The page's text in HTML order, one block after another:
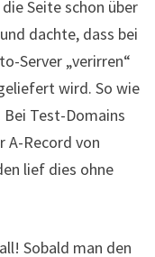
die Seite schon über
dachte, dass bei
Server „verirren“
wird. So wie
Test-Domains
A-Record von
lief dies ohne
Sobald man den